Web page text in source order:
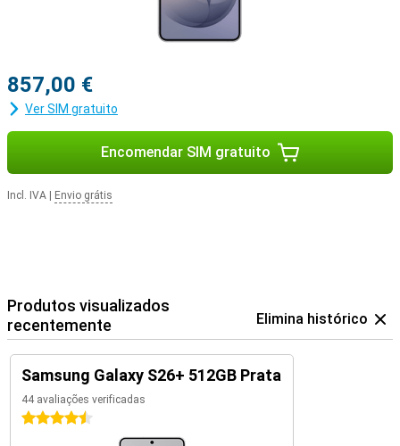
857,00 €
Ver SIM gratuito
Encomendar SIM gratuito
Incl. IVA Envio grátis
Produtos visualizados
recentemente
Elimina histórico
Samsung Galaxy S26+ 512GB Prata
44 avaliações verificadas
4.5 estrelas